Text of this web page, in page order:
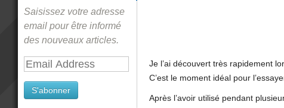
Je l’ai découvert très rapidement
C’est le moment idéal pour
Après l’avoir utilisé pendant
Saisissez votre adresse
email pour être informé
des nouveaux articles.
Email
S'abonner